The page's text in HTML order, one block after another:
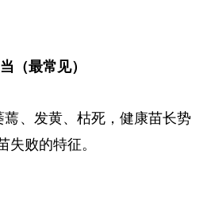
（最常见）
蔫、发黄、枯死，健康苗长势
失败的特征。